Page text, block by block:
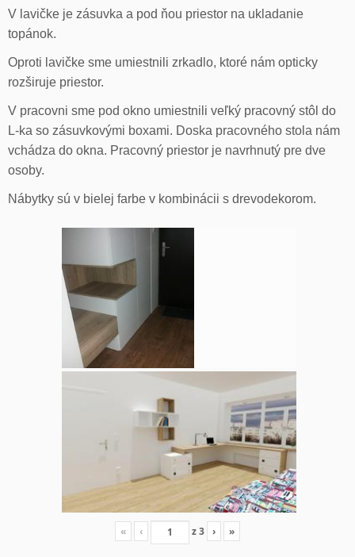
V lavičke je zásuvka a pod ňou priestor na ukladanie
topánok.
Oproti lavičke sme umiestnili zrkadlo, ktoré nám opticky
rozširuje priestor.
V pracovni sme pod okno umiestnili veľký pracovný stôl do
L-ka so zásuvkovými boxami. Doska pracovného stola nám
vchádza do okna. Pracovný priestor je navrhnutý pre dve
osoby.
Nábytky sú v bielej farbe v kombinácii s drevodekorom.
« ‹ z3 › »